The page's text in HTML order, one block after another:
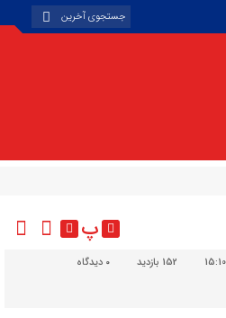
پ
152 بازدید دیدگاه